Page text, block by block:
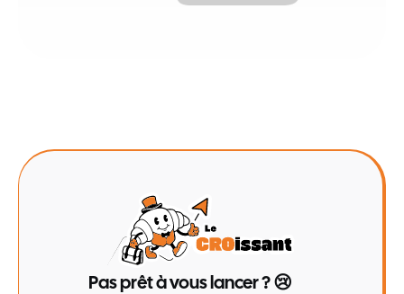
Pas prêt à vous lancer ? 😢